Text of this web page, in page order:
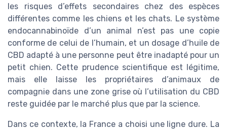
les risques d’effets secondaires chez des espèces
différentes comme les chiens et les chats. Le système
endocannabinoïde d’un animal n’est pas une copie
conforme de celui de l’humain, et un dosage d’huile de
CBD adapté à une personne peut être inadapté pour un
petit chien. Cette prudence scientifique est légitime,
mais elle laisse les propriétaires d’animaux de
compagnie dans une zone grise où l’utilisation du CBD
reste guidée par le marché plus que par la science.
Dans ce contexte, la France a choisi une ligne dure. La